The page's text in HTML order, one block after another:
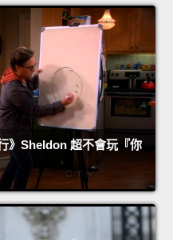
》Sheldon 超不會玩『你